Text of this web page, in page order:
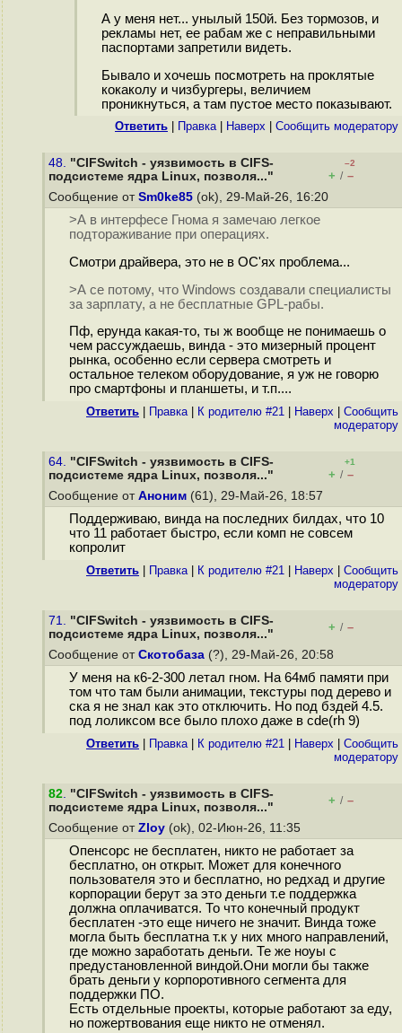
А у меня нет... унылый 150й. Без тормозов, и
рекламы нет, ее рабам же с неправильными
паспортами запретили видеть.
Бывало и хочешь посмотреть на проклятые
кокаколу и чизбургеры, величием
проникнуться, а там пустое место показывают.
Ответить Правка| Наверх Cообщить модератору
48. "CIFSwitch - уязвимость в CIFS-
подсистеме ядра Linux, позволя..."
–2
+ / –
Сообщение от Sm0ke85 (ok), 29-Май-26, 16:20
>А в интерфесе Гнома я замечаю легкое
подтораживание при операциях.
Смотри драйвера, это не в ОС'ях проблема...
>А се потому, что Windows создавали специалисты
за зарплату, а не бесплатные GPL-рабы.
Пф, ерунда какая-то, ты ж вообще не понимаешь о
чем рассуждаешь, винда - это мизерный процент
рынка, особенно если сервера смотреть и
остальное телеком оборудование, я уж не говорю
про смартфоны и планшеты, и т.п....
Ответить Правка| К родителю #21 Наверх
Cообщить
модератору
64. "CIFSwitch - уязвимость в CIFS-
подсистеме ядра Linux, позволя..."
+1
+ / –
Сообщение от Аноним (61), 29-Май-26, 18:57
Поддерживаю, винда на последних билдах, что 10
что 11 работает быстро, если комп не совсем
кoпpoлит
Ответить Правка| К родителю #21 Наверх
Cообщить
модератору
71. "CIFSwitch - уязвимость в CIFS-
подсистеме ядра Linux, позволя..."
+ / –
Сообщение от Скотобаза (?), 29-Май-26, 20:58
У меня на к6-2-300 летал гном. На 64мб памяти при
том что там были анимации, текстуры под дерево и
ска я не знал как это отключить. Но под бздей 4.5.
под лоликсом все было плохо даже в cde(rh 9)
Ответить Правка| К родителю #21 Наверх
Cообщить
модератору
82. "CIFSwitch - уязвимость в CIFS-
подсистеме ядра Linux, позволя..."
+ / –
Сообщение от Zloy (ok), 02-Июн-26, 11:35
Опенсорс не бесплатен, никто не работает за
бесплатно, он открыт. Может для конечного
пользователя это и бесплатно, но редхад и другие
корпорации берут за это деньги т.е поддержка
должна оплачиватся. То что конечный продукт
бесплатен -это еще ничего не значит. Винда тоже
могла быть бесплатна т.к у них много направлений,
где можно заработать деньги. Те же ноуы с
предустановленной виндой.Они могли бы также
брать деньги у корпоротивного сегмента для
поддержки ПО.
Есть отдельные проекты, которые работают за еду,
но пожертвования еще никто не отменял.